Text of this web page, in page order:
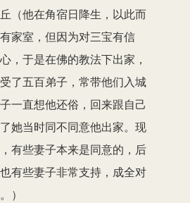
（他在角宿日降生，以此而
家室，但因为对三宝有信
，于是在佛的教法下出家，
了五百弟子，常带他们入城
一直想他还俗，回来跟自己
她当时同不同意他出家。现
有些妻子本来是同意的，后
有些妻子非常支持，成全对
）